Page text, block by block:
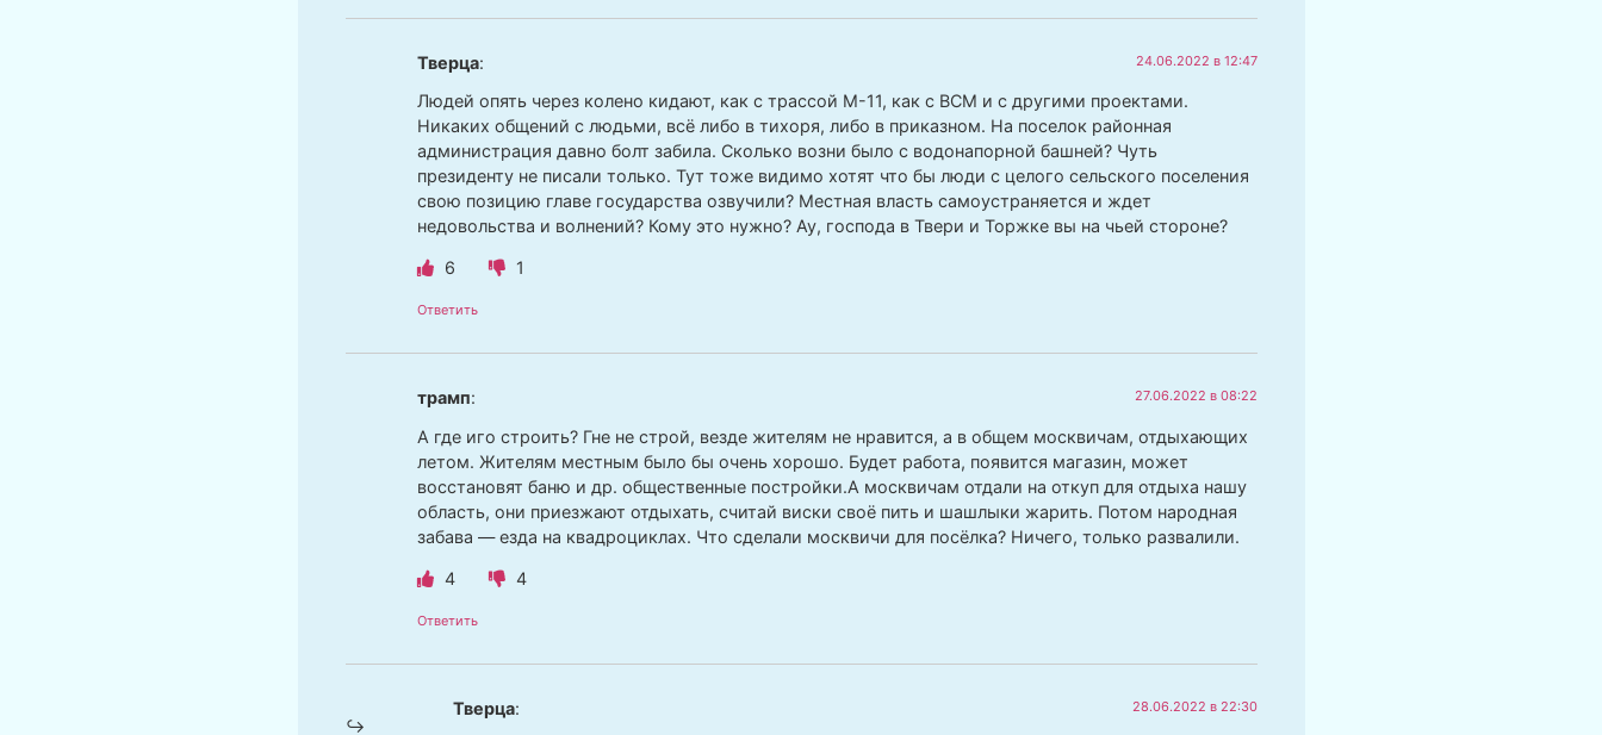
Тверца: 24.06.2022 в 12:47
Людей опять через колено кидают, как с трассой М-11, как с ВСМ и с другими проектами.
Никаких общений с людьми, всё либо в тихоря, либо в приказном. На поселок районная
администрация давно болт забила. Сколько возни было с водонапорной башней? Чуть
президенту не писали только. Тут тоже видимо хотят что бы люди с целого сельского поселения
свою позицию главе государства озвучили? Местная власть самоустраняется и ждет
недовольства и волнений? Кому это нужно? Ау, господа в Твери и Торжке вы на чьей стороне?
6 1
Ответить
трамп: 27.06.2022 в 08:22
А где иго строить? Гне не строй, везде жителям не нравится, а в общем москвичам, отдыхающих
летом. Жителям местным было бы очень хорошо. Будет работа, появится магазин, может
восстановят баню и др. общественные постройки.А москвичам отдали на откуп для отдыха нашу
область, они приезжают отдыхать, считай виски своё пить и шашлыки жарить. Потом народная
забава — езда на квадроциклах. Что сделали москвичи для посёлка? Ничего, только развалили.
4 4
Ответить
Тверца: 28.06.2022 в 22:30